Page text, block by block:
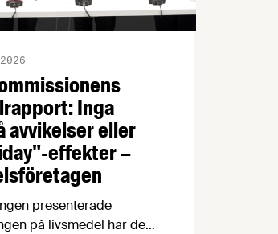
Inga
avvikelser eller
effekter –
presenterade
på livsmedel har de